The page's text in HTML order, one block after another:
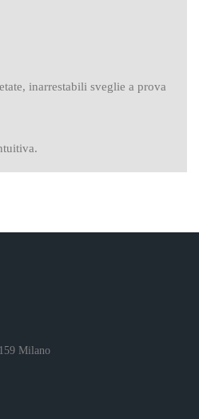
inarrestabili sveglie a prova
Milano